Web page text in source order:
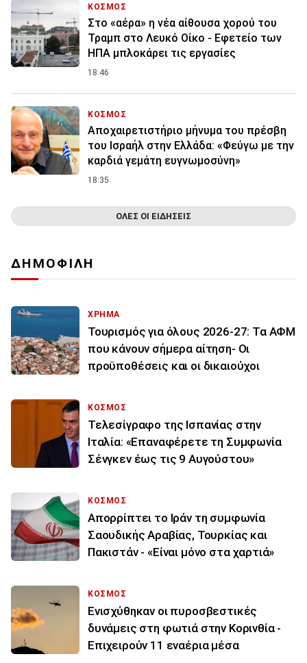
ΚΟΣΜΟΣ
Στο «αέρα» η νέα αίθουσα χορού του
Τραμπ στο Λευκό Οίκο - Εφετείο των
ΗΠΑ μπλοκάρει τις εργασίες
18:46
ΚΟΣΜΟΣ
Αποχαιρετιστήριο μήνυμα του πρέσβη
του Ισραήλ στην Ελλάδα: «Φεύγω με την
καρδιά γεμάτη ευγνωμοσύνη»
18:35
ΟΛΕΣ ΟΙ ΕΙΔΗΣΕΙΣ
ΔΗΜΟΦΙΛΗ
ΧΡΗΜΑ
Τουρισμός για όλους 2026-27: Τα ΑΦΜ
που κάνουν σήμερα αίτηση- Οι
προϋποθέσεις και οι δικαιούχοι
ΚΟΣΜΟΣ
Τελεσίγραφο της Ισπανίας στην
Ιταλία: «Επαναφέρετε τη Συμφωνία
Σένγκεν έως τις 9 Αυγούστου»
ΚΟΣΜΟΣ
Απορρίπτει το Ιράν τη συμφωνία
Σαουδικής Αραβίας, Τουρκίας και
Πακιστάν - «Είναι μόνο στα χαρτιά»
ΚΟΣΜΟΣ
Ενισχύθηκαν οι πυροσβεστικές
δυνάμεις στη φωτιά στην Κορινθία -
Επιχειρούν 11 εναέρια μέσα